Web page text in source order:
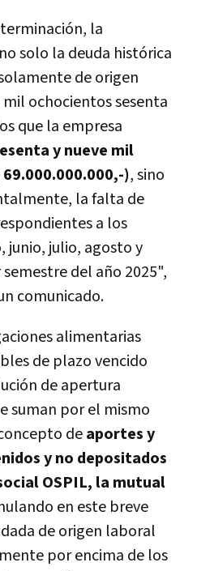
la
solo la deuda histórica
de origen
ochocientos sesenta
que la empresa
y nueve mil
), sino
la falta de
a los
junio, julio, agosto y
del año 2025",
comunicado.
alimentarias
de plazo vencido
de apertura
suman por el mismo
deaportes y
y no depositados
OSPIL, la mutual
en este breve
de origen laboral
por encima de los